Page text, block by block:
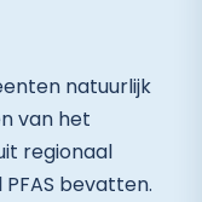
natuurlijk
van het
regionaal
bevatten.